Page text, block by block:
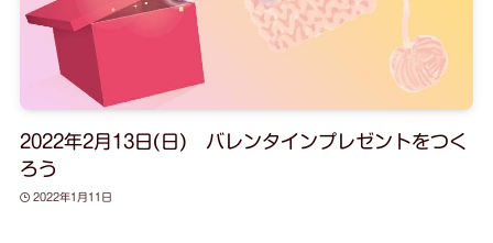
2022年2月13日(日) バレンタインプレゼントをつく
ろう
2022年1月11日